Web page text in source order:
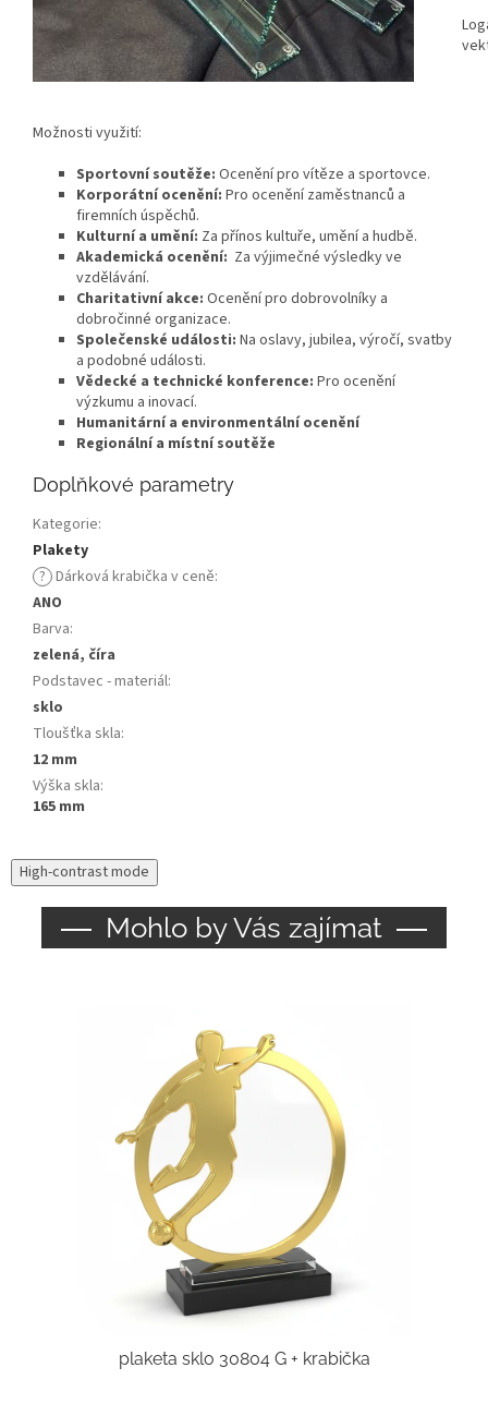
Možnosti využití:
Sportovní soutěže: Ocenění pro vítěze a sportovce.
Korporátní ocenění: Pro ocenění zaměstnanců a
firemních úspěchů.
Kulturní a umění: Za přínos kultuře, umění a hudbě.
Akademická ocenění: Za výjimečné výsledky ve
vzdělávání.
Charitativní akce: Ocenění pro dobrovolníky a
dobročinné organizace.
Společenské události: Na oslavy, jubilea, výročí, svatby
a podobné události.
Vědecké a technické konference: Pro ocenění
výzkumu a inovací.
Humanitární a environmentální ocenění
Regionální a místní soutěže
Doplňkové parametry
Kategorie:
Plakety
? Dárková krabička v ceně:
ANO
Barva:
zelená, číra
Podstavec - materiál:
sklo
Tloušťka skla:
12 mm
Výška skla:
165 mm
High-contrast mode
Mohlo by Vás zajímat
plaketa sklo 30804 G + krabička